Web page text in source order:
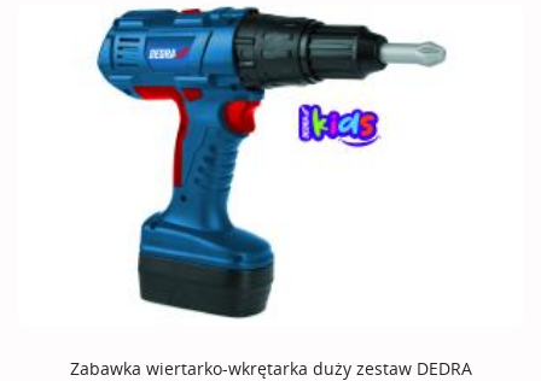
Zabawka wiertarko-wkrętarka duży zestaw DEDRA